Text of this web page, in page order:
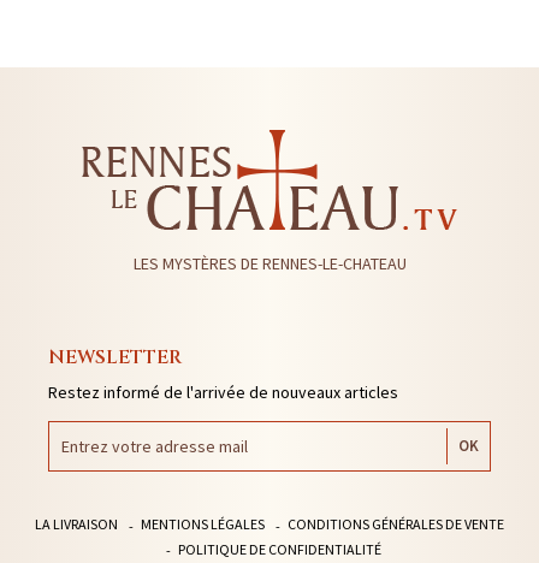
LES MYSTÈRES DE RENNES-LE-CHATEAU
NEWSLETTER
Restez informé de l'arrivée de nouveaux articles
LA LIVRAISON MENTIONS LÉGALES
CONDITIONS GÉNÉRALES DE VENTE
POLITIQUE DE CONFIDENTIALITÉ